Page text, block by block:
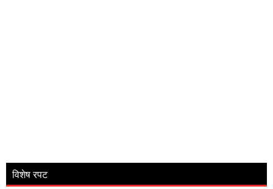
विशेष रपट